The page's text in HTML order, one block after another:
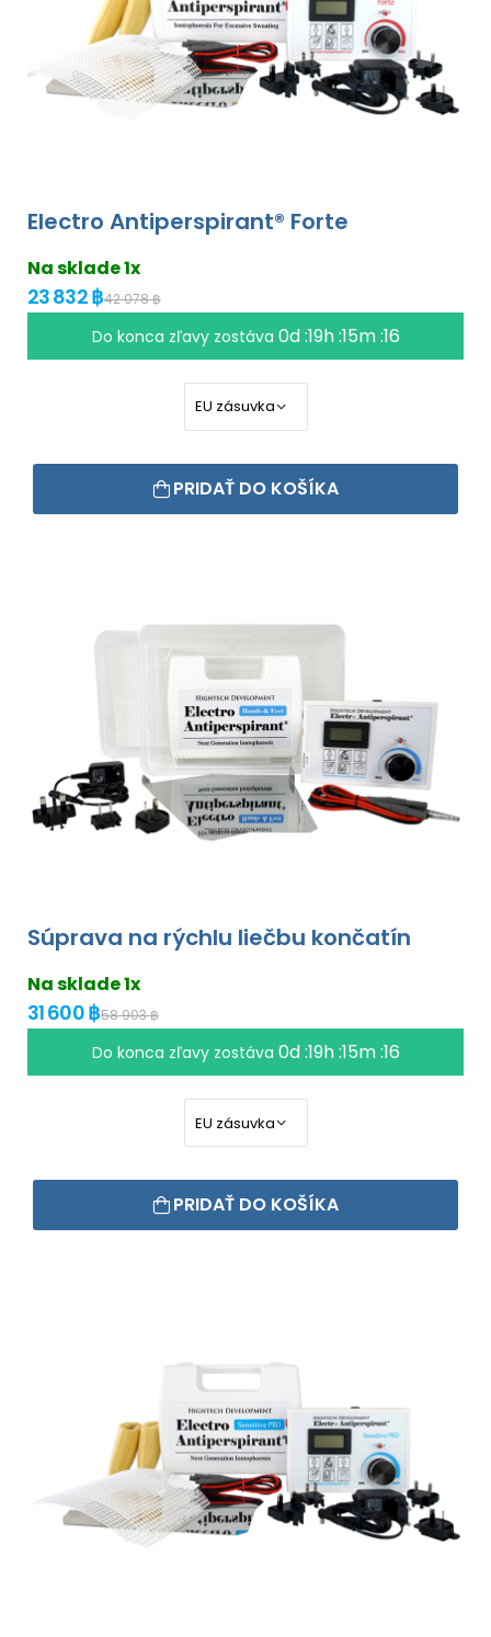
Electro Antiperspirant® Forte
Na sklade 1x
23 832 ฿42 078 ฿
Do konca zľavy zostáva 0d :19h :15m :16
PRIDAŤ DO KOŠÍKA
Súprava na rýchlu liečbu končatín
Na sklade 1x
31 600 ฿58 903 ฿
Do konca zľavy zostáva 0d :19h :15m :16
PRIDAŤ DO KOŠÍKA